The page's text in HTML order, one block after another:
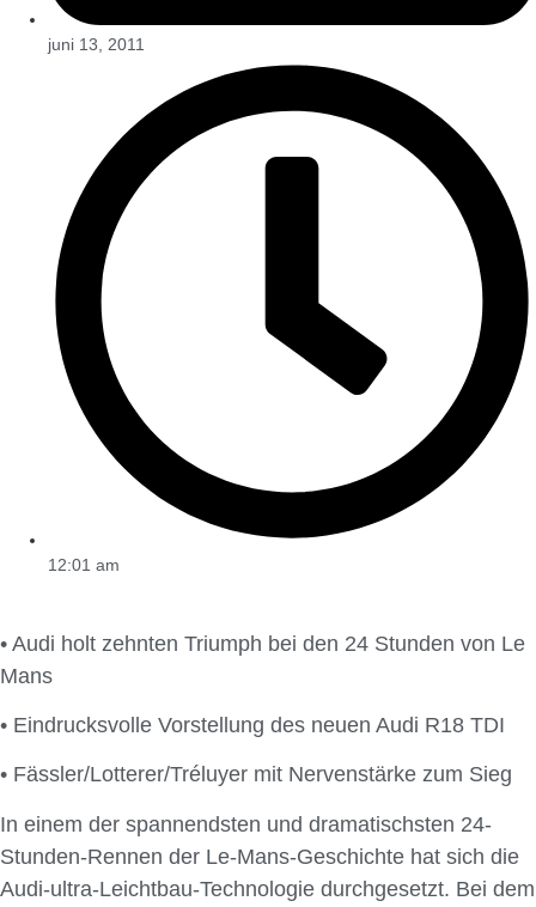
juni 13, 2011
12:01 am
• Audi holt zehnten Triumph bei den 24 Stunden von Le
Mans
• Eindrucksvolle Vorstellung des neuen Audi R18 TDI
• Fässler/Lotterer/Tréluyer mit Nervenstärke zum Sieg
In einem der spannendsten und dramatischsten 24-
Stunden-Rennen der Le-Mans-Geschichte hat sich die
Audi-ultra-Leichtbau-Technologie durchgesetzt. Bei dem